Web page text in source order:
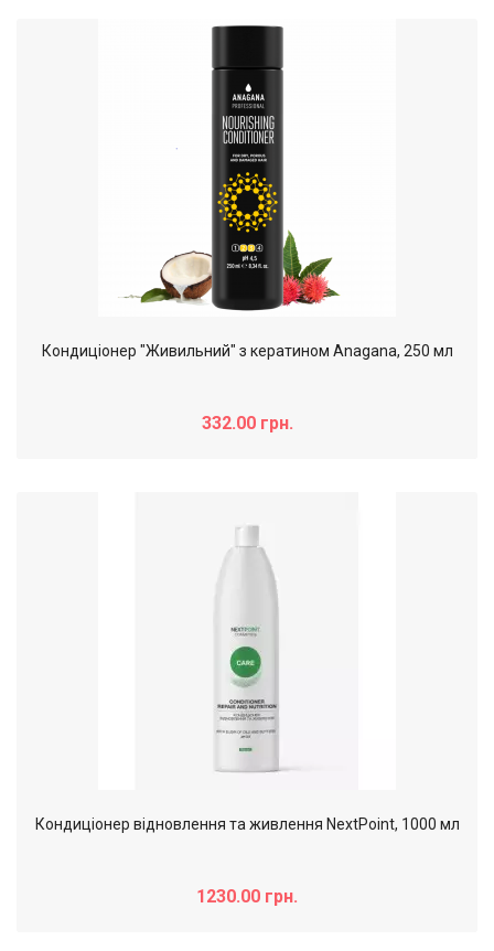
Кондиціонер "Живильний" з кератином Anagana, 250 мл
332.00 грн.
Кондиціонер відновлення та живлення NextPoint, 1000 мл
1230.00 грн.